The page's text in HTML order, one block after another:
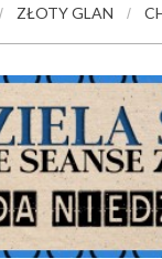
/ ZŁOTY GLAN /